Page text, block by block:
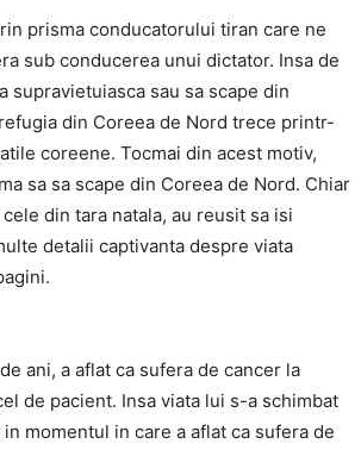
prisma conducatorului tiran care ne
sub conducerea unui dictator. Insa de
supravietuiasca sau sa scape din
din Coreea de Nord trece printr-
coreene. Tocmai din acest motiv,
sa sa scape din Coreea de Nord. Chiar
din tara natala, au reusit sa isi
detalii captivanta despre viata
ani, a aflat ca sufera de cancer la
de pacient. Insa viata lui s-a schimbat
momentul in care a aflat ca sufera de